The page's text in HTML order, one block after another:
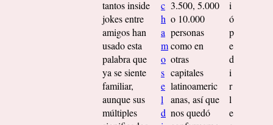
tantos inside
jokes entre
amigos han
usado esta
palabra que
ya se siente
familiar,
aunque sus
múltiples
c
h
a
m
o
s
e
l
d
3.500, 5.000
o 10.000
personas
como en
otras
capitales
latinoameric
anas, así que
nos quedó
i
ó
p
e
d
i
r
l
e